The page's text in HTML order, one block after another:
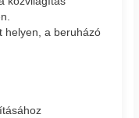
helyen, a beruházó